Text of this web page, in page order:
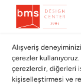
Alışveriş
çerezler
çerezlerdir, diğerleri
kişiselleştirmesi ve